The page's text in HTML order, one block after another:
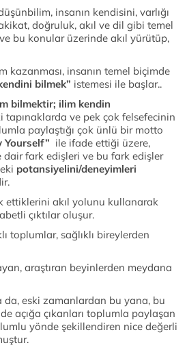
insanın kendisini, varlığı
doğruluk, akıl ve dil gibi temel
bu konular üzerinde akıl yürütüp,
kazanması, insanın temel biçimde
bilmek” istemesi ile başlar..
bilmektir; ilim kendin
tapınaklarda ve pek çok felsefecinin
paylaştığı çok ünlü bir motto
Yourself” ile ifade ettiği üzere,
fark edişleri ve bu fark edişler
potansiyelini/deneyimleri
ettiklerini akıl yolunu kullanarak
çıktılar oluşur.
toplumlar, sağlıklı bireylerden
araştıran beyinlerden meydana
da, eski zamanlardan bu yana, bu
açığa çıkanları toplumla paylaşan
yönde şekillendiren nice değerli